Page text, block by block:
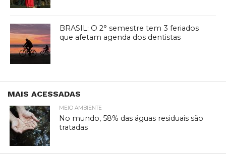
BRASIL: O 2° semestre tem 3 feriados
que afetam agenda dos dentistas
MAIS ACESSADAS
MEIO AMBIENTE
No mundo, 58% das águas residuais são
tratadas